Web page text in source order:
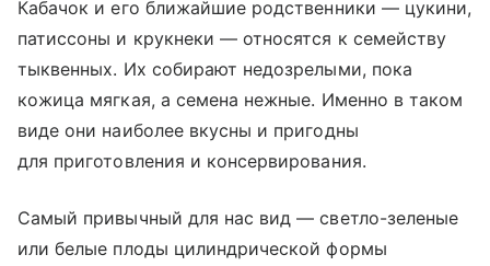
Кабачок и его ближайшие родственники — цукини,
патиссоны и крукнеки — относятся к семейству
тыквенных. Их собирают недозрелыми, пока
кожица мягкая, а семена нежные. Именно в таком
виде они наиболее вкусны и пригодны
для приготовления и консервирования.
Самый привычный для нас вид — светло-зеленые
или белые плоды цилиндрической формы